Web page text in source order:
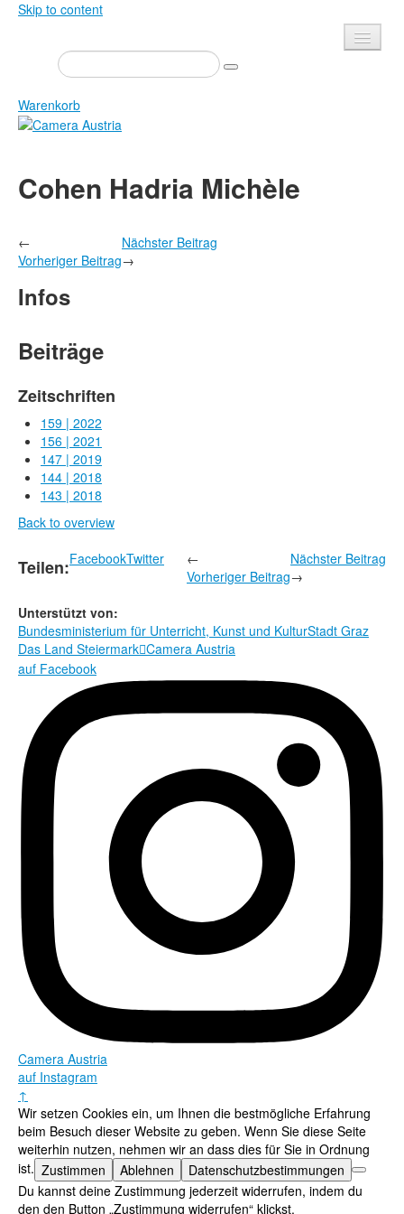
Skip to content
Presse
Veranstaltungen
Newsletter
Über uns
Shop
Warenkorb
Zeitschrift
Bücher
Camera Austria Preis
Rechtliche Informationen
Cohen Hadria Michèle
←
Vorheriger Beitrag
Nächster Beitrag
→
Infos
Beiträge
Zeitschriften
159 | 2022
156 | 2021
147 | 2019
144 | 2018
143 | 2018
Back to overview
Teilen:FacebookTwitter
←
Vorheriger Beitrag
Nächster Beitrag
→
Unterstützt von:
Bundesministerium für Unterricht, Kunst und KulturStadt Graz
Das Land SteiermarkCamera Austria
auf Facebook
Camera Austria
auf Instagram
↑
Wir setzen Cookies ein, um Ihnen die bestmögliche Erfahrung
beim Besuch dieser Website zu geben. Wenn Sie diese Seite
weiterhin nutzen, nehmen wir an dass dies für Sie in Ordnung
ist. Zustimmen Ablehnen
Datenschutzbestimmungen
Du kannst deine Zustimmung jederzeit widerrufen, indem du
den den Button „Zustimmung widerrufen“ klickst.